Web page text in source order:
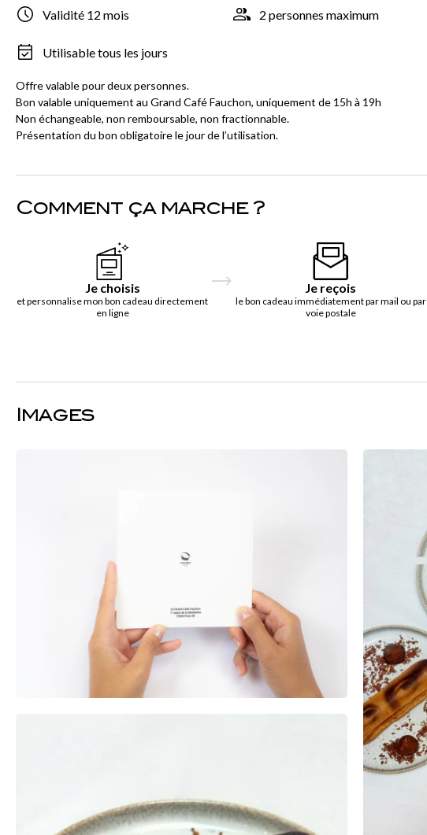
Validité 12 mois 2 personnes maximum
Utilisable tous les jours
Offre valable pour deux personnes.
Bon valable uniquement au Grand Café Fauchon, uniquement de 15h à 19h
Non échangeable, non remboursable, non fractionnable.
Présentation du bon obligatoire le jour de l’utilisation.
Comment ça marche ?
Je choisis
et personnalise mon bon cadeau directement
en ligne
Je reçois
le bon cadeau immédiatement par mail ou par
voie postale
Images